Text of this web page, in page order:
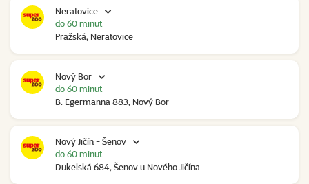
Neratovice
Pražská, Neratovice
do 60 minut
Nový Bor
B. Egermanna 883, Nový Bor
do 60 minut
Nový Jičín - Šenov
Dukelská 684, Šenov u Nového Jičína
do 60 minut